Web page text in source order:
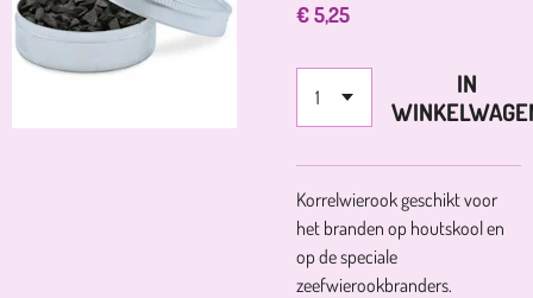
€ 5,25
IN
Korrelwierook geschikt voor
het branden op houtskool en
op de speciale
zeefwierookbranders.